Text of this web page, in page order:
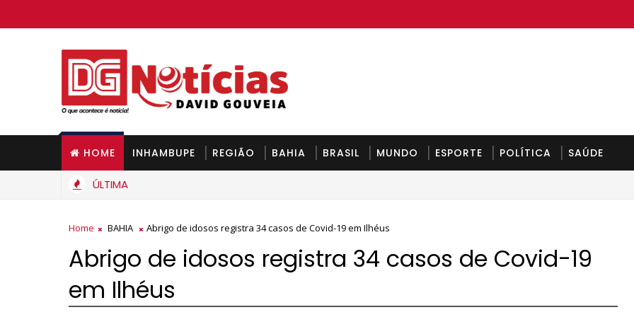
HOME INHAMBUPE REGIÃO BAHIA BRASIL MUNDO ESPORTE POLÍTICA SAÚDE
ÚLTIMA
Home BAHIA Abrigo de idosos registra 34 casos de Covid-19 em Ilhéus
Abrigo de idosos registra 34 casos de Covid-19
em Ilhéus